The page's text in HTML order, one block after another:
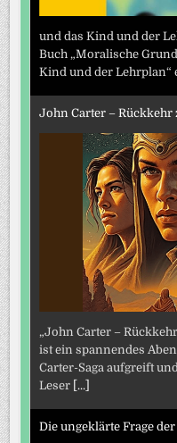
und das Kind und der
Buch „Moralische
Kind und der
John Carter – Rückkehr
„John Carter –
ist ein spannendes
Carter-Saga aufgreift
Leser [...]
Die ungeklärte Frage